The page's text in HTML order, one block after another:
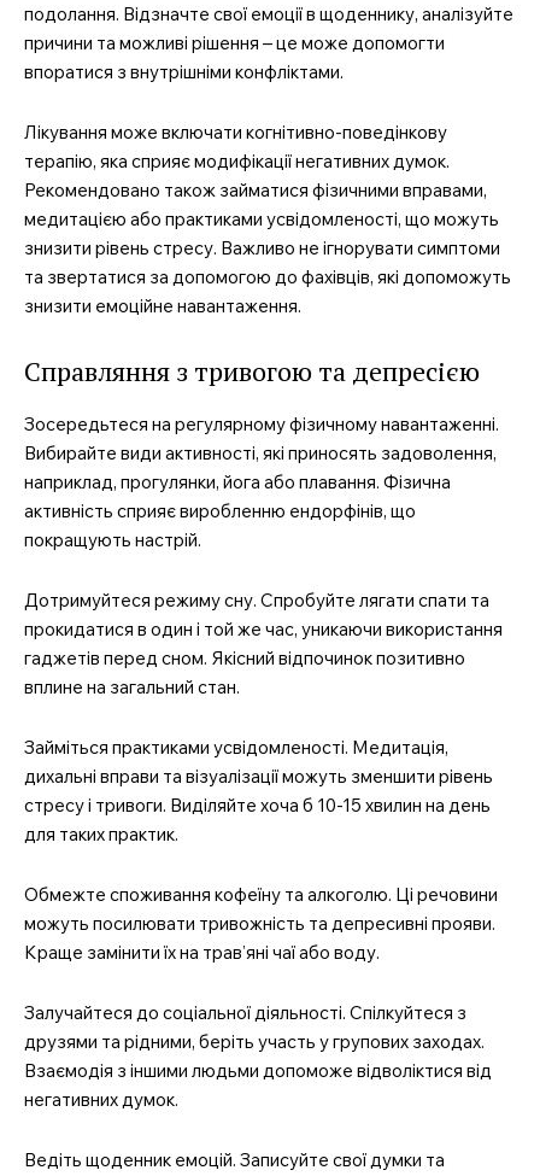
подолання. Відзначте свої емоції в щоденнику, аналізуйте
причини та можливі рішення – це може допомогти
впоратися з внутрішніми конфліктами.
Лікування може включати когнітивно-поведінкову
терапію, яка сприяє модифікації негативних думок.
Рекомендовано також займатися фізичними вправами,
медитацією або практиками усвідомленості, що можуть
знизити рівень стресу. Важливо не ігнорувати симптоми
та звертатися за допомогою до фахівців, які допоможуть
знизити емоційне навантаження.
Справляння з тривогою та депресією
Зосередьтеся на регулярному фізичному навантаженні.
Вибирайте види активності, які приносять задоволення,
наприклад, прогулянки, йога або плавання. Фізична
активність сприяє виробленню ендорфінів, що
покращують настрій.
Дотримуйтеся режиму сну. Спробуйте лягати спати та
прокидатися в один і той же час, уникаючи використання
гаджетів перед сном. Якісний відпочинок позитивно
вплине на загальний стан.
Займіться практиками усвідомленості. Медитація,
дихальні вправи та візуалізації можуть зменшити рівень
стресу і тривоги. Виділяйте хоча б 10-15 хвилин на день
для таких практик.
Обмежте споживання кофеїну та алкоголю. Ці речовини
можуть посилювати тривожність та депресивні прояви.
Краще замінити їх на трав’яні чаї або воду.
Залучайтеся до соціальної діяльності. Спілкуйтеся з
друзями та рідними, беріть участь у групових заходах.
Взаємодія з іншими людьми допоможе відволіктися від
негативних думок.
Ведіть щоденник емоцій. Записуйте свої думки та